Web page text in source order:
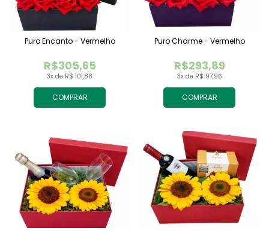
COMPRAR
3x de R$ 101,88
R$305,65
Puro Encanto - Vermelho
COMPRAR
3x de R$ 97,96
R$293,89
Puro Charme - Vermelho